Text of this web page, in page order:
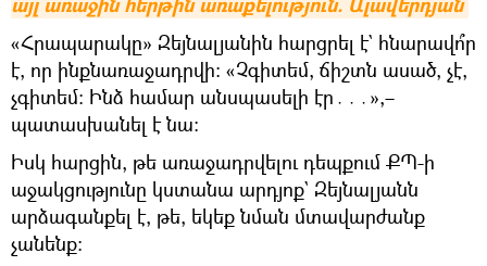
«Հրապարակը» Զեյնալյանին հարցրել է` հնարավո՞ր
է, որ ինքնառաջադրվի։ «Չգիտեմ, ճիշտն ասած, չէ,
չգիտեմ։ Ինձ համար անսպասելի էր․․․»,–
պատասխանել է նա։
Իսկ հարցին, թե առաջադրվելու դեպքում ՔՊ-ի
աջակցությունը կստանա արդյոք` Զեյնալյանն
արձագանքել է, թե, եկեք նման մտավարժանք
չանենք։